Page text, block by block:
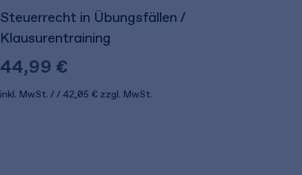
Steuerrecht in Übungsfällen /
Klausurentraining
44,99 €
inkl. MwSt. 42,05 € zzgl. MwSt.